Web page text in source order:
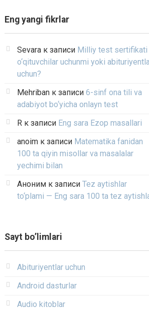
Eng yangi fikrlar
Sevara к записи Milliy test sertifikati
o‘qituvchilar uchunmi yoki
uchun?
Mehriban к записи 6-sinf ona tili va
adabiyot bo‘yicha onlayn test
R к записи Eng sara Ezop masallari
anoim к записи Matematika fanidan
100 ta qiyin misollar va masalalar
yechimi bilan
Аноним к записи Tez aytishlar
to‘plami — Eng sara 100 ta tez
Sayt bo’limlari
Abituriyentlar uchun
Android dasturlar
Audio kitoblar